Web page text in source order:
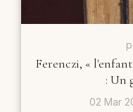
Ferenczi, «
: Un
02 Mar